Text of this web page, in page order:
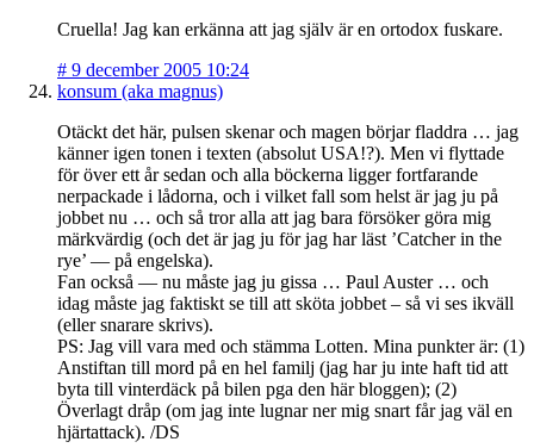
Cruella! Jag kan erkänna att jag själv är en ortodox fuskare.
# 9 december 2005 10:24
konsum (aka magnus)
Otäckt det här, pulsen skenar och magen börjar fladdra … jag
känner igen tonen i texten (absolut USA!?). Men vi flyttade
för över ett år sedan och alla böckerna ligger fortfarande
nerpackade i lådorna, och i vilket fall som helst är jag ju på
jobbet nu … och så tror alla att jag bara försöker göra mig
märkvärdig (och det är jag ju för jag har läst ’Catcher in the
rye’ — på engelska).
Fan också — nu måste jag ju gissa … Paul Auster … och
idag måste jag faktiskt se till att sköta jobbet – så vi ses ikväll
(eller snarare skrivs).
PS: Jag vill vara med och stämma Lotten. Mina punkter är: (1)
Anstiftan till mord på en hel familj (jag har ju inte haft tid att
byta till vinterdäck på bilen pga den här bloggen); (2)
Överlagt dråp (om jag inte lugnar ner mig snart får jag väl en
hjärtattack). /DS